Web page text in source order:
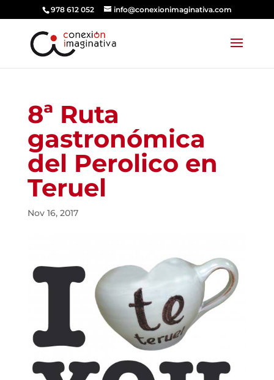
978 612 052 info@conexionimaginativa.com
8ª Ruta
gastronómica
del Perolico en
Teruel
Nov 16, 2017